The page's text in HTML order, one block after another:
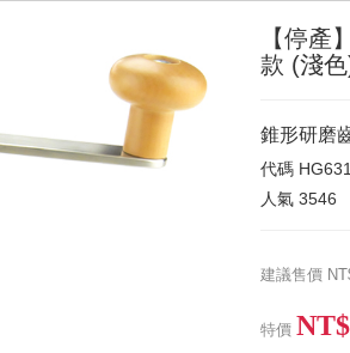
【停產
款 (淺
錐形研磨
代碼
人氣 3546
建議售價
特價